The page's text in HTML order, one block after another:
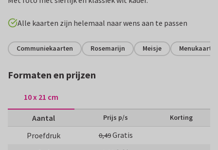
Alle kaarten zijn helemaal naar wens aan te passen
Communiekaarten Rosemarijn Meisje
Formaten en prijzen
10 x 21 cm
Aantal Prijs p/s Korting
Proefdruk 0,49Gratis